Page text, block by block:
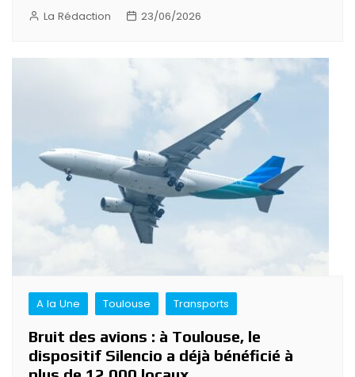
La Rédaction 23/06/2026
A la Une Toulouse Transports
Bruit des avions : à Toulouse, le
dispositif Silencio a déjà bénéficié à